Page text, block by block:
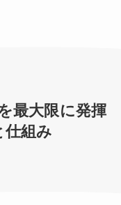
最大限に発揮
仕組み